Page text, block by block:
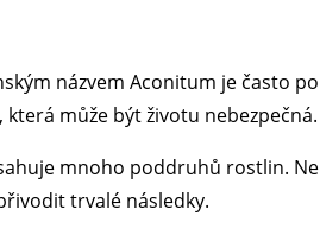
názvem Aconitum je často
může být životu nebezpečná.
mnoho poddruhů rostlin.
trvalé následky.